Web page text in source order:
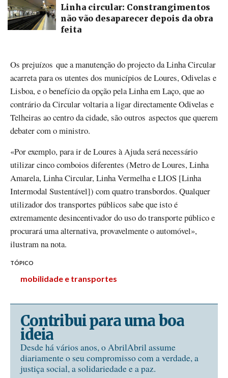
Linha circular: Constrangimentos
não vão desaparecer depois da obra
feita
Os prejuízos que a manutenção do projecto da Linha Circular
acarreta para os utentes dos municípios de Loures, Odivelas e
Lisboa, e o benefício da opção pela Linha em Laço, que ao
contrário da Circular voltaria a ligar directamente Odivelas e
Telheiras ao centro da cidade, são outros aspectos que querem
debater com o ministro.
«Por exemplo, para ir de Loures à Ajuda será necessário
utilizar cinco comboios diferentes (Metro de Loures, Linha
Amarela, Linha Circular, Linha Vermelha e LIOS [Linha
Intermodal Sustentável]) com quatro transbordos. Qualquer
utilizador dos transportes públicos sabe que isto é
extremamente desincentivador do uso do transporte público e
procurará uma alternativa, provavelmente o automóvel»,
ilustram na nota.
TÓPICO
mobilidade e transportes
Contribui para uma boa
ideia
Desde há vários anos, o AbrilAbril assume
diariamente o seu compromisso com a verdade, a
justiça social, a solidariedade e a paz.